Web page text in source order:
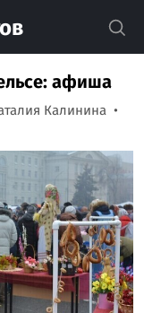
афиша
Калинина